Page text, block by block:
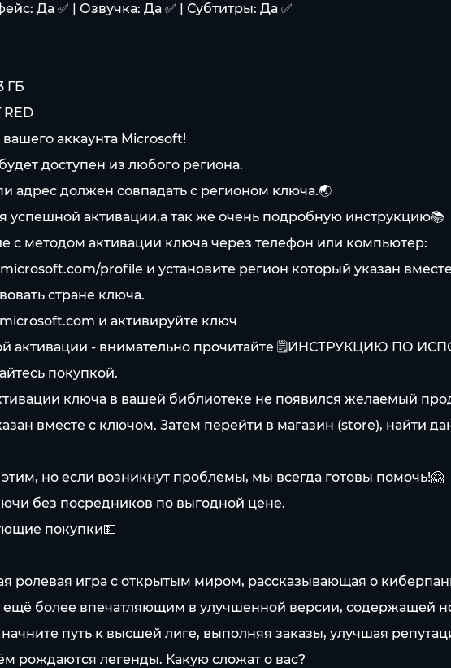
Да ✅ | Озвучка: Да ✅ | Субтитры: Да ✅
ГБ
RED
аккаунта Microsoft!
доступен из любого региона.
адрес должен совпадать с регионом ключа.🌏
успешной активации,а так же очень подробную инструкцию📚
с методом активации ключа через телефон или компьютер:
profile и установите регион который указан
стране ключа.
и активируйте ключ
активации - внимательно прочитайте 🗒️️´ИНСТРУКЦИЮ ПО
покупкой.
ключа в вашей библиотеке не появился желаемый
вместе с ключом. Затем перейти в магазин (store), найти
но если возникнут проблемы, мы всегда готовы помочь!🤗
без посредников по выгодной цене.
покупки💵
ролевая игра с открытым миром, рассказывающая о
более впечатляющим в улучшенной версии, содержащей
путь к высшей лиге, выполняя заказы, улучшая
рождаются легенды. Какую сложат о вас?